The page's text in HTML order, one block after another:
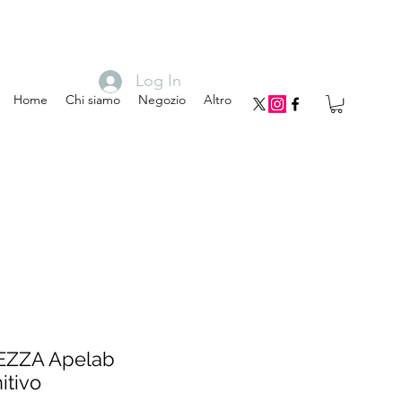
Home Chi siamo Negozio Altro
Log In
Apelab